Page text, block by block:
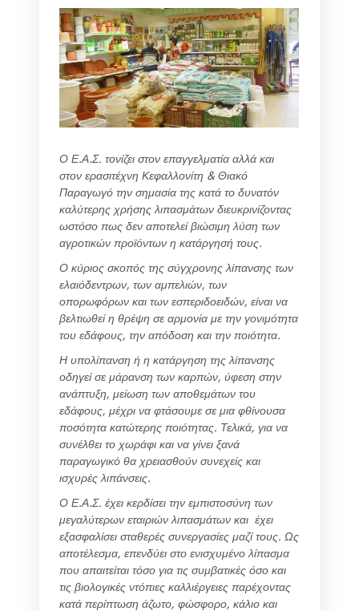
Ο Ε.Α.Σ. τονίζει στον επαγγελματία αλλά και
στον ερασιτέχνη Κεφαλλονίτη & Θιακό
Παραγωγό την σημασία της κατά το δυνατόν
καλύτερης χρήσης λιπασμάτων διευκρινίζοντας
ωστόσο πως δεν αποτελεί βιώσιμη λύση των
αγροτικών προϊόντων η κατάργησή τους.
Ο κύριος σκοπός της σύγχρονης λίπανσης των
ελαιόδεντρων, των αμπελιών, των
οπορωφόρων και των εσπεριδοειδών, είναι να
βελτιωθεί η θρέψη σε αρμονία με την γονιμότητα
του εδάφους, την απόδοση και την ποιότητα.
Η υπολίπανση ή η κατάργηση της λίπανσης
οδηγεί σε μάρανση των καρπών, ύφεση στην
ανάπτυξη, μείωση των αποθεμάτων του
εδάφους, μέχρι να φτάσουμε σε μια φθίνουσα
ποσότητα κατώτερης ποιότητας. Τελικά, για να
συνέλθει το χωράφι και να γίνει ξανά
παραγωγικό θα χρειασθούν συνεχείς και
ισχυρές λιπάνσεις.
Ο Ε.Α.Σ. έχει κερδίσει την εμπιστοσύνη των
μεγαλύτερων εταιριών λιπασμάτων και έχει
εξασφαλίσει σταθερές συνεργασίες μαζί τους. Ως
αποτέλεσμα, επενδύει στο ενισχυμένο λίπασμα
που απαιτείται τόσο για τις συμβατικές όσο και
τις βιολογικές ντόπιες καλλιέργειες παρέχοντας
κατά περίπτωση άζωτο, φώσφορο, κάλιο και